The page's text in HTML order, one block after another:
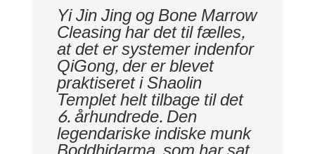
Yi Jin Jing og Bone Marrow
Cleasing har det til fælles,
at det er systemer indenfor
QiGong, der er blevet
praktiseret i Shaolin
Templet helt tilbage til det
6. århundrede. Den
legendariske indiske munk